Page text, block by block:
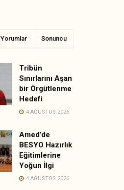
Yorumlar Sonuncu
Tribün
Sınırlarını Aşan
bir Örgütlenme
Hedefi
4 AĞUSTOS 2026
Amed’de
BESYO Hazırlık
Eğitimlerine
Yoğun İlgi
4 AĞUSTOS 2026